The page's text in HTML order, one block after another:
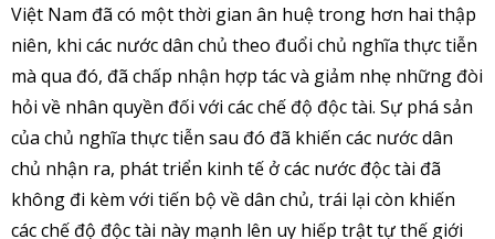
Việt Nam đã có một thời gian ân huệ trong hơn hai thập
niên, khi các nước dân chủ theo đuổi chủ nghĩa thực tiễn
mà qua đó, đã chấp nhận hợp tác và giảm nhẹ những đòi
hỏi về nhân quyền đối với các chế độ độc tài. Sự phá sản
của chủ nghĩa thực tiễn sau đó đã khiến các nước dân
chủ nhận ra, phát triển kinh tế ở các nước độc tài đã
không đi kèm với tiến bộ về dân chủ, trái lại còn khiến
các chế độ độc tài này mạnh lên uy hiếp trật tự thế giới